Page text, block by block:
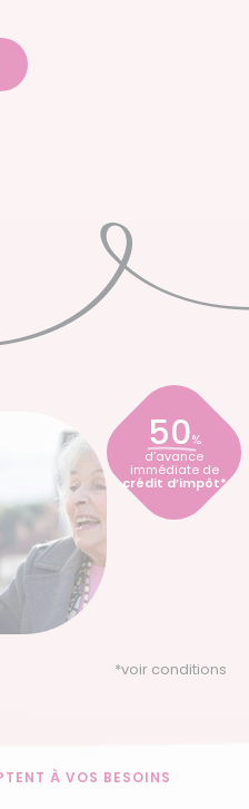
50%
d’avance
immédiate de
crédit d’impôt*
*voir conditions
À VOS BESOINS